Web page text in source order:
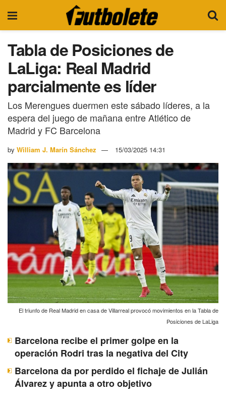
Tabla de Posiciones de
LaLiga: Real Madrid
parcialmente es líder
Los Merengues duermen este sábado líderes, a la
espera del juego de mañana entre Atlético de
Madrid y FC Barcelona
by William J. Marín Sánchez 15/03/2025 14:31
El triunfo de Real Madrid en casa de Villarreal provocó movimientos en la Tabla de
Posiciones de LaLiga
Barcelona recibe el primer golpe en la
operación Rodri tras la negativa del City
Barcelona da por perdido el fichaje de Julián
Álvarez y apunta a otro objetivo